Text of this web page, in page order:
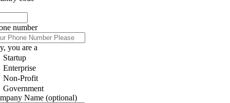
number
you are a
Startup
Enterprise
Non-Profit
Government
Name (optional)